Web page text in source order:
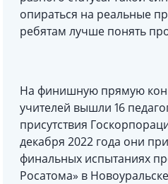
опираться на реальные
ребятам лучше понять
На финишную прямую
учителей вышли 16
присутствия
декабря 2022 года они
финальных испытаниях
Росатома» в